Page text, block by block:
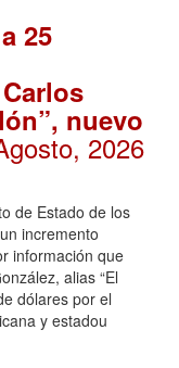
25
nuevo
2026
de Estado de los
incremento
información que
alias “El
dólares por el
y estadou